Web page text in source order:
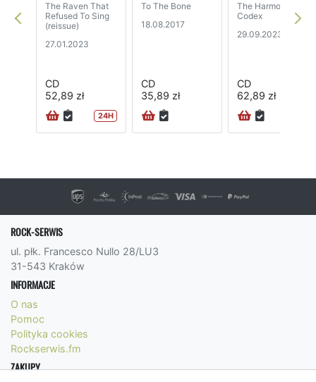
The Raven That
Refused To Sing
(reissue)
27.01.2023
CD
52,89 zł
24H
To The Bone
18.08.2017
CD
35,89 zł
The Harmony
Codex
29.09.2023
CD
62,89 zł
ROCK-SERWIS
ul. płk. Francesco Nullo 28/LU3
31-543 Kraków
INFORMACJE
O nas
Pomoc
Polityka cookies
Rockserwis.fm
ZAKUPY